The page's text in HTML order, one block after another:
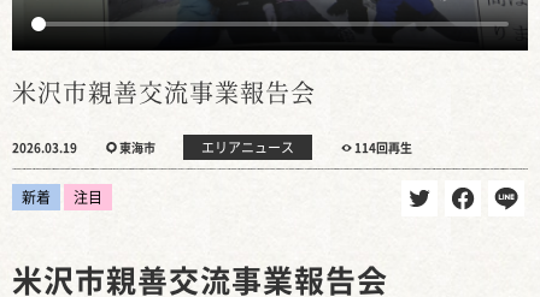
米沢市親善交流事業報告会
2026.03.19 東海市 エリアニュース 114回再生
新着 注目
米沢市親善交流事業報告会